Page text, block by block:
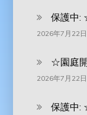
保護中:
2026年7月22日
☆園庭
2026年7月22日
保護中: